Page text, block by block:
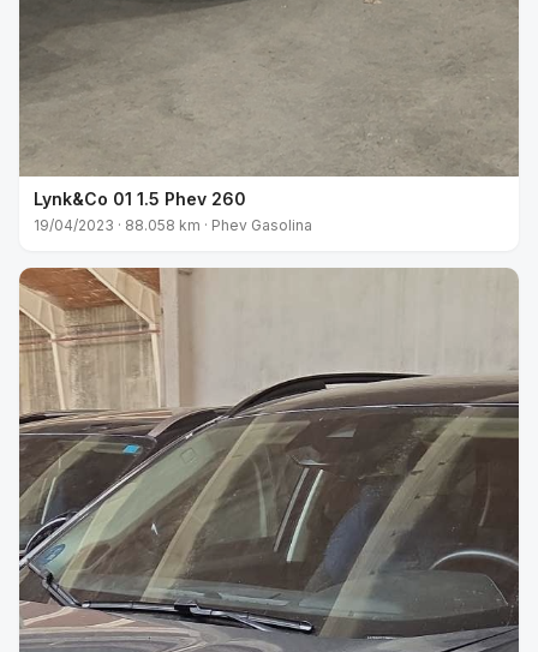
Lynk&Co 01 1.5 Phev 260
19/04/2023 · 88.058 km · Phev Gasolina
VENDIDO